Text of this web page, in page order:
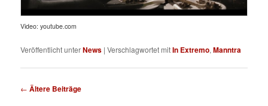
Video: youtube.com
Veröffentlicht unterNews |Verschlagwortet mitIn Extremo,Manntra
Beitragsnavigation
← Ältere Beiträge